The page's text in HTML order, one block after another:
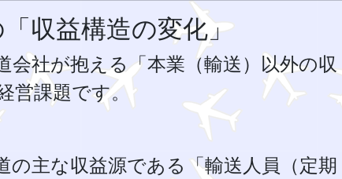
収益構造の変化」
社が抱える「本業（輸送）以外の収
課題です。
の主な収益源である「輸送人員（定期